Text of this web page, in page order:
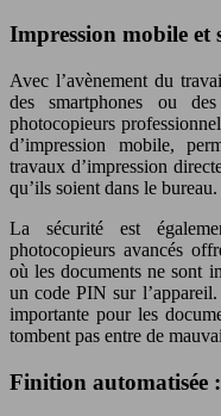
Impression mobile et
Avec l’avènement du
des smartphones ou
photocopieurs
d’impression mobile,
travaux d’impression
qu’ils soient dans le bureau.
La sécurité est
photocopieurs avancés
où les documents ne sont
un code PIN sur
importante pour les
tombent pas entre de
Finition automatisée